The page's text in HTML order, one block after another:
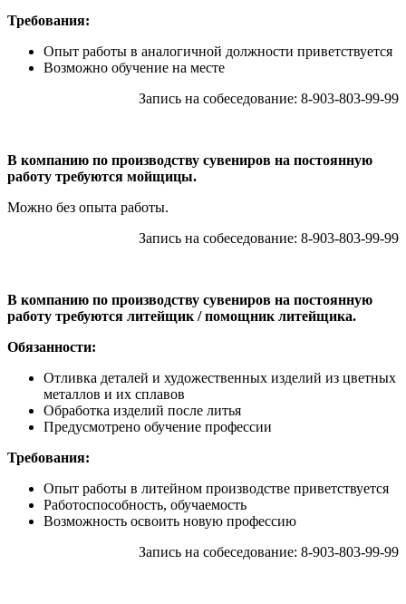
Требования:
Опыт работы в аналогичной должности приветствуется
Возможно обучение на месте
Запись на собеседование: 8-903-803-99-99
В компанию по производству сувениров на постоянную
работу требуются мойщицы.
Можно без опыта работы.
Запись на собеседование: 8-903-803-99-99
В компанию по производству сувениров на постоянную
работу требуются литейщик / помощник литейщика.
Обязанности:
Отливка деталей и художественных изделий из цветных
металлов и их сплавов
Обработка изделий после литья
Предусмотрено обучение профессии
Требования:
Опыт работы в литейном производстве приветствуется
Работоспособность, обучаемость
Возможность освоить новую профессию
Запись на собеседование: 8-903-803-99-99